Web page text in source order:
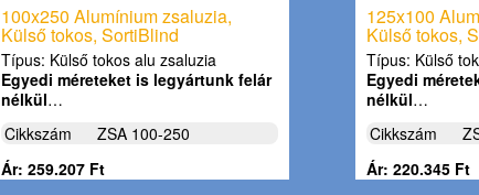
100x250 Alumínium zsaluzia,
Külső tokos, SortiBlind
Típus: Külső tokos alu zsaluzia
Egyedi méreteket is legyártunk felár
nélkül…
Cikkszám
ZSA 100-250
Ár: 259.207 Ft
125x100
Külső tokos,
Típus: Külső
Egyedi
nélkül…
Cikkszám
Ár: 220.345 Ft